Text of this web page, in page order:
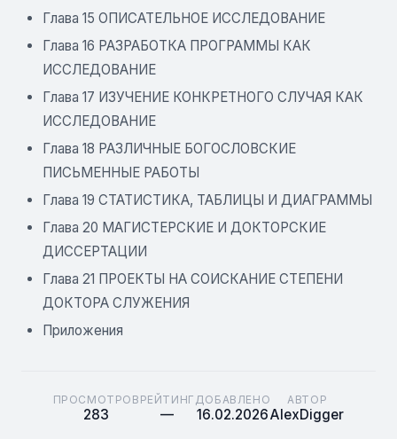
Глава 15 ОПИСАТЕЛЬНОЕ ИССЛЕДОВАНИЕ
Глава 16 РАЗРАБОТКА ПРОГРАММЫ КАК
ИССЛЕДОВАНИЕ
Глава 17 ИЗУЧЕНИЕ КОНКРЕТНОГО СЛУЧАЯ КАК
ИССЛЕДОВАНИЕ
Глава 18 РАЗЛИЧНЫЕ БОГОСЛОВСКИЕ
ПИСЬМЕННЫЕ РАБОТЫ
Глава 19 СТАТИСТИКА, ТАБЛИЦЫ И ДИАГРАММЫ
Глава 20 МАГИСТЕРСКИЕ И ДОКТОРСКИЕ
ДИССЕРТАЦИИ
Глава 21 ПРОЕКТЫ НА СОИСКАНИЕ СТЕПЕНИ
ДОКТОРА СЛУЖЕНИЯ
Приложения
ПРОСМОТРОВ
283
РЕЙТИНГ
—
ДОБАВЛЕНО
16.02.2026
АВТОР
AlexDigger